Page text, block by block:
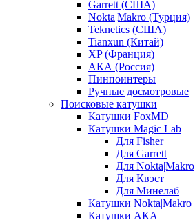
Garrett (США)
Nokta|Makro (Турция)
Teknetics (США)
Tianxun (Китай)
XP (Франция)
АКА (Россия)
Пинпоинтеры
Ручные досмотровые
Поисковые катушки
Катушки FoxMD
Катушки Magic Lab
Для Fisher
Для Garrett
Для Nokta|Makro
Для Квэст
Для Минелаб
Катушки Nokta|Makro
Катушки АКА